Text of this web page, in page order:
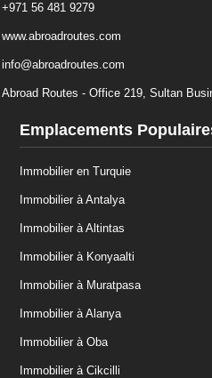
+971 56 481 9279
www.abroadroutes.com
info@abroadroutes.com
Abroad Routes - Office 219, Sultan
Emplacements
Immobilier en Turquie
Immobilier à Antalya
Immobilier à Altintas
Immobilier à Konyaalti
Immobilier à Muratpasa
Immobilier à Alanya
Immobilier à Oba
Immobilier à Cikcilli